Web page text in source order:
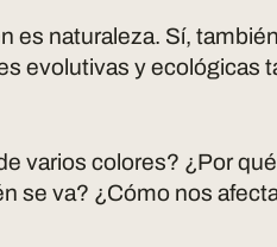
es naturaleza. Sí,
evolutivas y ecológicas
varios colores? ¿Por
se va? ¿Cómo nos